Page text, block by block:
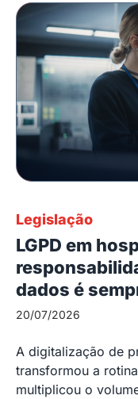
Legislação
LGPD em
dados é
20/07/2026
A digitalização de
transformou a
multiplicou o